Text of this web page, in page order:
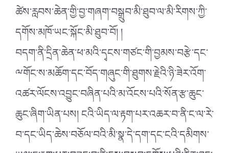
ཚེས་རླབས་ཆེན་གྱི་བྱ་གཞག་བསྒྲུབ་མི་ཐུབ་ལ་མི་རིགས་ཀྱི་
དགོས་མཁོ་ཡང་སྐོང་མི་ཐུབ་བོ། །
བདག་ནི་དྲིན་ཆེན་ཕ་མའི་དྭངས་གཙང་གི་བྱམས་བརྩེ་དང་
ྋགོང་ས་མཆོག་དང་བོད་གཞུང་གི་ཐུགས་རྗེའི་ཉི་ཟེར་འོག་
འཚར་ལོངས་འབྱུང་བཞིན་པའི་མ་འོངས་པའི་སོན་རྩ་ཆུང་
ཆུང་ཞིག་ཡིན་པས། ངའི་ཡིད་ལ་རྟག་པར་འཆར་བ་ནི་ང་ལ་རེ་
བ་དང་ཡིད་ཆེས་བཅོལ་བའི་མི་སྣ་དེ་དག་དང་ངའི་དམིགས་